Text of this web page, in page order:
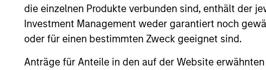
die einzelnen Produkte verbunden sind, enthält der
Investment Management weder garantiert noch
oder für einen bestimmten Zweck geeignet sind.
Anträge für Anteile in den auf der Website
The BEAT™ 2026 Outlook